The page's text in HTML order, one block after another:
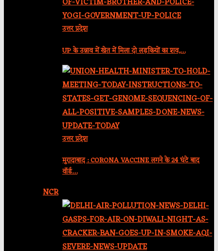
उत्तर प्रदेश
UP के उन्नाव में खेत में मिला दो लड़कियों का शव,…
उत्तर प्रदेश
मुरादाबाद : CORONA VACCINE लगने के 24 घंटे बाद
वॉर्ड…
NCR